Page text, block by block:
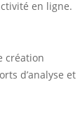
en ligne.
création
d’analyse et